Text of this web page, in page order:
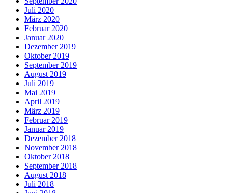
Juli 2020
März 2020
Februar 2020
Januar 2020
Dezember 2019
Oktober 2019
September 2019
August 2019
Juli 2019
Mai 2019
April 2019
März 2019
Februar 2019
Januar 2019
Dezember 2018
November 2018
Oktober 2018
September 2018
August 2018
Juli 2018